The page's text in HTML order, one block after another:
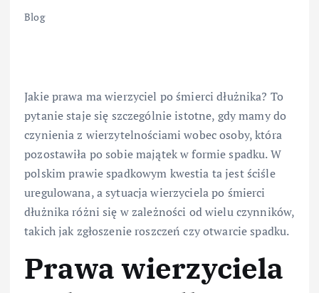
Blog
Jakie prawa ma wierzyciel po śmierci dłużnika? To
pytanie staje się szczególnie istotne, gdy mamy do
czynienia z wierzytelnościami wobec osoby, która
pozostawiła po sobie majątek w formie spadku. W
polskim prawie spadkowym kwestia ta jest ściśle
uregulowana, a sytuacja wierzyciela po śmierci
dłużnika różni się w zależności od wielu czynników,
takich jak zgłoszenie roszczeń czy otwarcie spadku.
Prawa wierzyciela